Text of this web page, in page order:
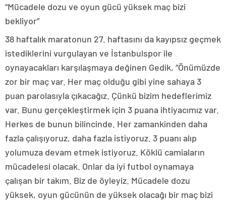
“Mücadele dozu ve oyun gücü yüksek maç bizi
bekliyor”
38 haftalık maratonun 27. haftasını da kayıpsız geçmek
istediklerini vurgulayan ve İstanbulspor ile
oynayacakları karşılaşmaya değinen Gedik, “Önümüzde
zor bir maç var. Her maç olduğu gibi yine sahaya 3
puan parolasıyla çıkacağız. Çünkü bizim hedeflerimiz
var. Bunu gerçekleştirmek için 3 puana ihtiyacımız var.
Herkes de bunun bilincinde. Her zamankinden daha
fazla çalışıyoruz, daha fazla istiyoruz. 3 puanı alıp
yolumuza devam etmek istiyoruz. Köklü camiaların
mücadelesi olacak. Onlar da iyi futbol oynamaya
çalışan bir takım. Biz de öyleyiz. Mücadele dozu
yüksek, oyun gücünün de yüksek olacağı bir maç bizi